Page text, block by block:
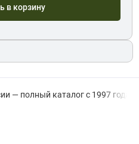
— полный каталог с 1997 года:
в корзину